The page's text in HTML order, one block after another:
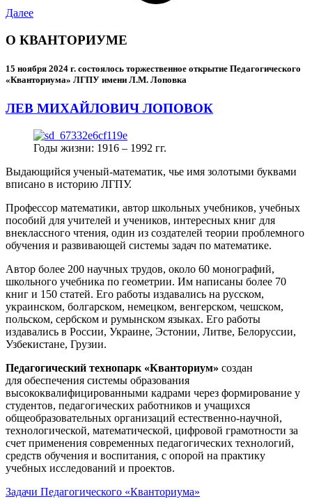
Далее
О КВАНТОРИУМЕ
15 ноября 2024 г. состоялось торжественное открытие Педагогического
«Кванториума» ЛГПУ имени Л.М. Лоповка
ЛЕВ МИХАЙЛОВИЧ ЛОПОВОК
Годы жизни: 1916 – 1992 гг.
Выдающийся ученый-математик, чье имя золотыми буквами
вписано в историю ЛГПУ.
Профессор математики, автор школьных учебников, учебных
пособий для учителей и учеников, интересных книг для
внеклассного чтения, один из создателей теории проблемного
обучения и развивающей системы задач по математике.
Автор более 200 научных трудов, около 60 монографий,
школьного учебника по геометрии. Им написаны более 70
книг и 150 статей. Его работы издавались на русском,
украинском, болгарском, немецком, венгерском, чешском,
польском, сербском и румынском языках. Его работы
издавались в России, Украине, Эстонии, Литве, Белоруссии,
Узбекистане, Грузии.
Педагогический технопарк «Кванториум» создан
для обеспечения системы образования
высококвалифицированными кадрами через формирование у
студентов, педагогических работников и учащихся
общеобразовательных организаций естественно-научной,
технологической, математической, цифровой грамотности за
счет применения современных педагогических технологий,
средств обучения и воспитания, с опорой на практику
учебных исследований и проектов.
Задачи Педагогического «Кванториума»